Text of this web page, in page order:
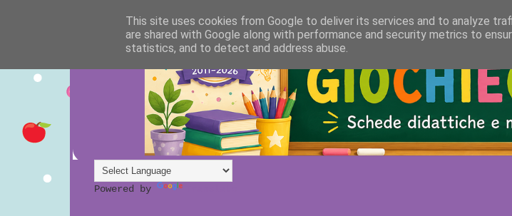
Powered by
This site uses cookies from Google to deliver its services and to analyze
are shared with Google along with performance and security metrics to
statistics, and to detect and address abuse.